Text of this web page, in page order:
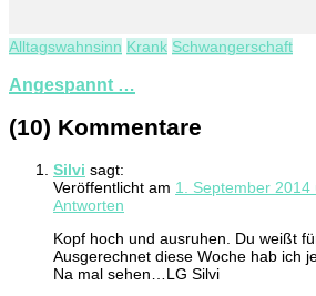
Alltagswahnsinn Krank Schwangerschaft
Angespannt …
(10) Kommentare
Silvi sagt:
Veröffentlicht am 1. September 2014
Antworten
Kopf hoch und ausruhen. Du weißt
Ausgerechnet diese Woche hab ich
Na mal sehen…LG Silvi